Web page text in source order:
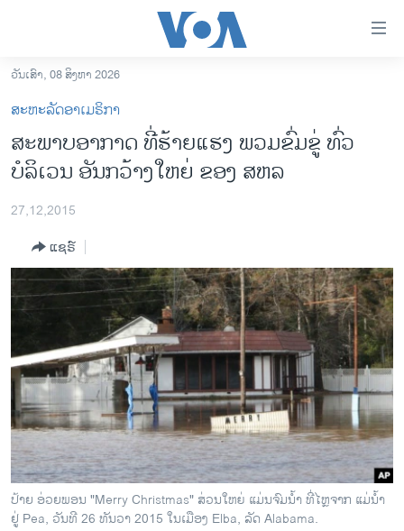
ເຂົ້າ
ຫາ
ຂ້າມ
ຂ້າມ
ຫາ
ອາເມຣິກາ
ຂ່າວ​ຈີນ
ໂລກ
ເອເຊຍ
ອິດສະຫຼະພາບດ້ານການຂ່າວ
ຊີວິດຊາວລາວ
ຊຸມຊົນຊາວລາວ
ວິທະຍາສາດ-ເທັກໂນໂລຈີ
ທຸລະກິດ
ພາສາອັງກິດ
ວີດີໂອ
ວັນເສົາ, 08 ສິງຫາ 2026
ສະຫະລັດອາເມຣິກາ
ສະພາບອາກາດ ທີ່ຮ້າຍແຮງ ພວມຂົ່ມຂູ່ ທົ່ວ
ບໍລິເວນ ອັນກວ້າງໃຫຍ່ ຂອງ ສຫລ
27,12,2015
ແຊຣ໌
ປ້າຍ ອ່ວຍພອນ "Merry Christmas" ສ່ວນໃຫຍ່ ແມ່ນຈົມນ້ຳ ທີ່ໄຫຼຈາກ ແມ່ນ້ຳ
ຢູ່ Pea, ວັນທີ 26 ທັນວາ 2015 ໃນເມືອງ Elba, ລັດ Alabama.